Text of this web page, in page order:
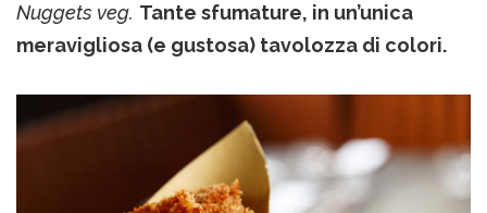
Nuggets veg. Tante sfumature, in un’unica
meravigliosa (e gustosa) tavolozza di colori.